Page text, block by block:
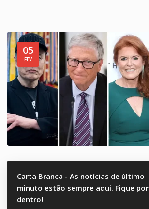
05
FEV
Carta Branca - As notícias de último
minuto estão sempre aqui. Fique por
dentro!